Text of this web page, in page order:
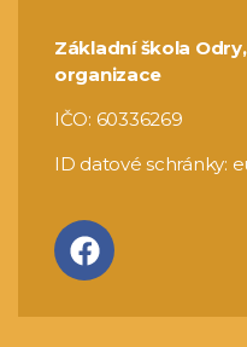
Základní škola
organizace
IČO: 60336269
ID datové schránky: